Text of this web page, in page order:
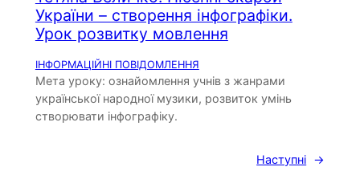
України – створення інфографіки.
Урок розвитку мовлення
ІНФОРМАЦІЙНІ ПОВІДОМЛЕННЯ
Мета уроку: ознайомлення учнів з жанрами
української народної музики, розвиток умінь
створювати інфографіку.
Наступні →